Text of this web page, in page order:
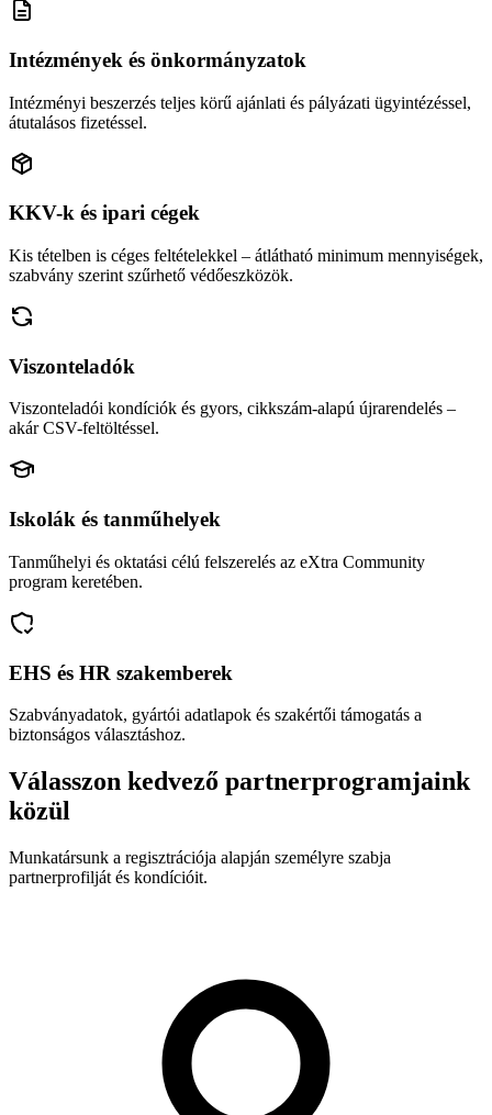
Intézmények és önkormányzatok
Intézményi beszerzés teljes körű ajánlati és pályázati ügyintézéssel,
átutalásos fizetéssel.
KKV-k és ipari cégek
Kis tételben is céges feltételekkel – átlátható minimum mennyiségek,
szabvány szerint szűrhető védőeszközök.
Viszonteladók
Viszonteladói kondíciók és gyors, cikkszám-alapú újrarendelés –
akár CSV-feltöltéssel.
Iskolák és tanműhelyek
Tanműhelyi és oktatási célú felszerelés az eXtra Community
program keretében.
EHS és HR szakemberek
Szabványadatok, gyártói adatlapok és szakértői támogatás a
biztonságos választáshoz.
Válasszon kedvező partnerprogramjaink
közül
Munkatársunk a regisztrációja alapján személyre szabja
partnerprofilját és kondícióit.